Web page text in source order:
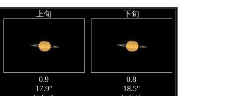
上旬 下旬
0.9
0.8
17.9"
18.5"